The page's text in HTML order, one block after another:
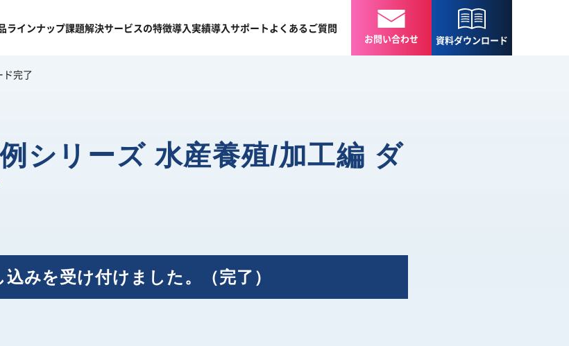
ラインナップ課題解決サービスの特徴導入実績導入サポートよくあるご質問
お問い合わせ 資料ダウンロード
ド完了
シリーズ 水産養殖/加工編 ダ
みを受け付けました。（完了）